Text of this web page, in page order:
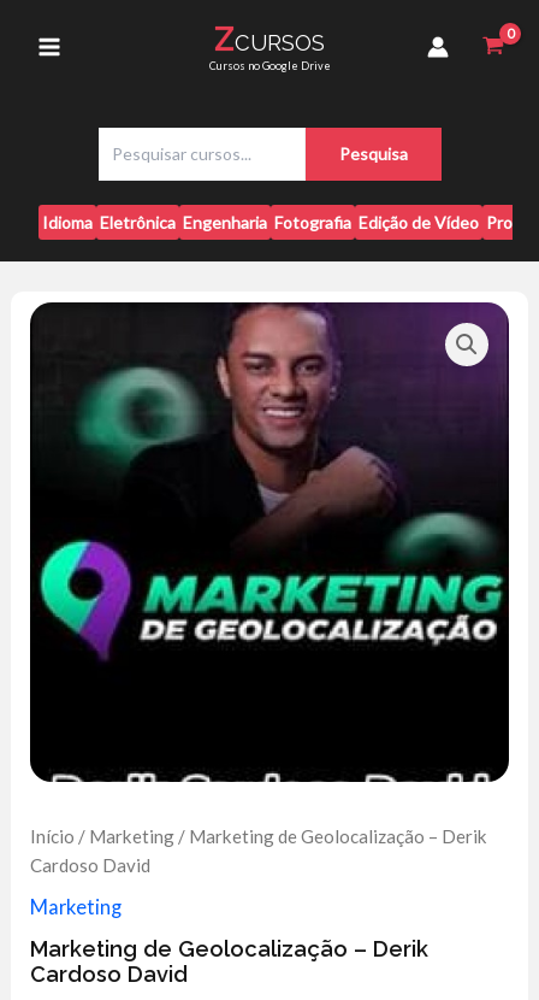
Menu
ZCURSOS
Cursos no Google Drive
s
q
u
i
a
Pesquisa
Idioma Eletrônica Engenharia Fotografia Edição de Vídeo
Início / Marketing / Marketing de Geolocalização – Derik
Cardoso David
Marketing
Marketing de Geolocalização – Derik
Cardoso David
Derik